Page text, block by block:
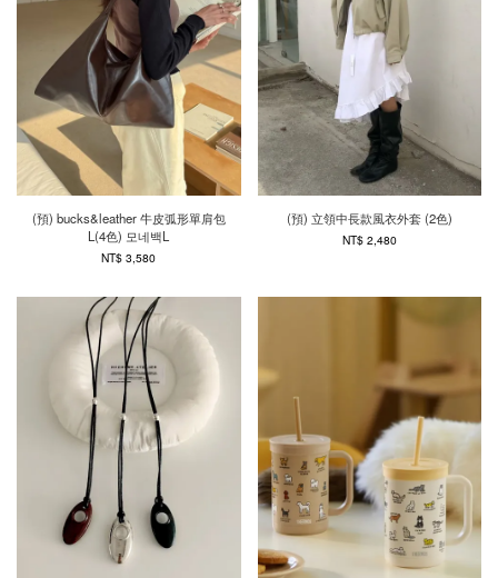
(預) bucks&leather 牛皮弧形單肩包
L(4色) 모네백L
NT$ 3,580
(預) 立領中長款風衣外套 (2色)
NT$ 2,480